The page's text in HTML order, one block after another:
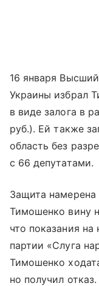
16 января
Украины избрал
в виде залога в
руб.). Ей также
область без
с 66 депутатами.
Защита намерена
Тимошенко вину
что показания
партии «Слуга
Тимошенко
но получил отказ.